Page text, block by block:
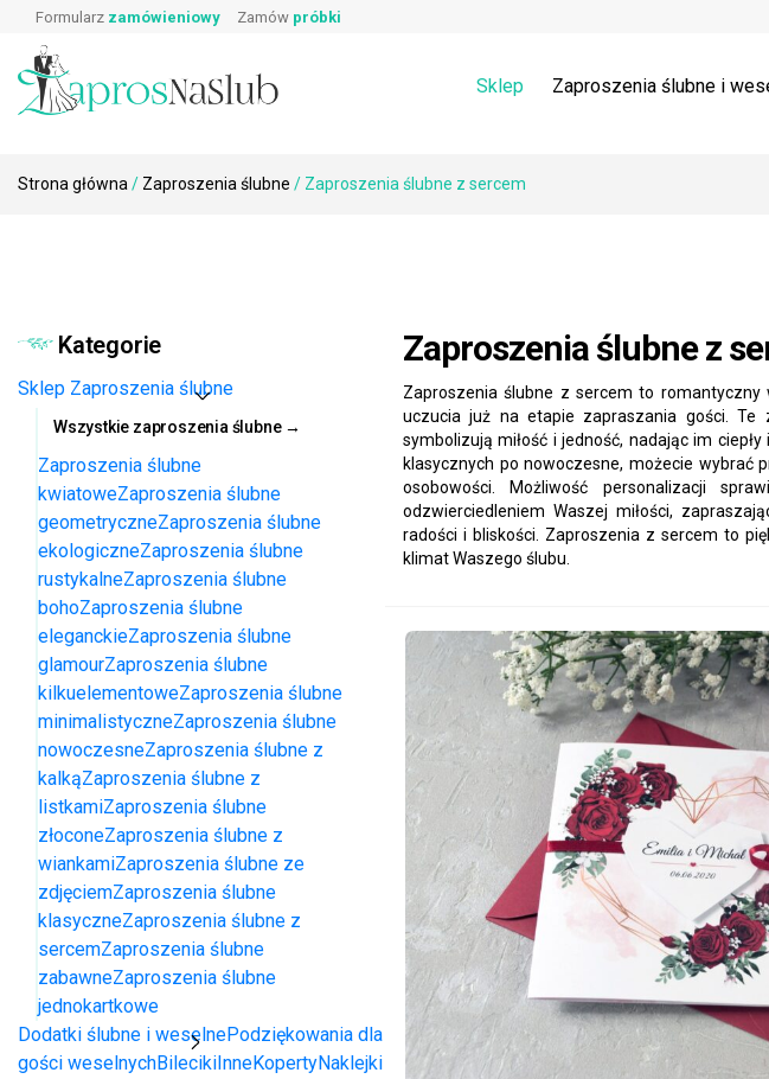
content
Formularz zamówieniowy Zamów próbki
Sklep Zaproszenia ślubne i
Prawa i obowiązki gościa weselnego
Dodatki ślubne i weselne na stół →
Wierszyki o prezentach
Rebusy ślubne do zaproszeń
Wpisz produkt, którego szukasz:
Strona główna / Zaproszenia ślubne / Zaproszenia ślubne z sercem
Kategorie
Sklep Zaproszenia ślubne
Wszystkie zaproszenia ślubne →
Zaproszenia ślubne
kwiatoweZaproszenia ślubne
geometryczneZaproszenia ślubne
ekologiczneZaproszenia ślubne
rustykalneZaproszenia ślubne
bohoZaproszenia ślubne
eleganckieZaproszenia ślubne
glamourZaproszenia ślubne
kilkuelementoweZaproszenia ślubne
minimalistyczneZaproszenia ślubne
nowoczesneZaproszenia ślubne z
kalkąZaproszenia ślubne z
listkamiZaproszenia ślubne
złoconeZaproszenia ślubne z
wiankamiZaproszenia ślubne ze
zdjęciemZaproszenia ślubne
klasyczneZaproszenia ślubne z
sercemZaproszenia ślubne
zabawneZaproszenia ślubne
jednokartkowe
Dodatki ślubne i weselnePodziękowania dla
gości weselnychBilecikiInneKopertyNaklejki
Zaproszenia ślubne z
Zaproszenia ślubne z sercem to romantyczny
uczucia już na etapie zapraszania gości. Te
symbolizują miłość i jedność, nadając im
klasycznych po nowoczesne, możecie wybrać
osobowości. Możliwość personalizacji
odzwierciedleniem Waszej miłości,
radości i bliskości. Zaproszenia z sercem to
klimat Waszego ślubu.